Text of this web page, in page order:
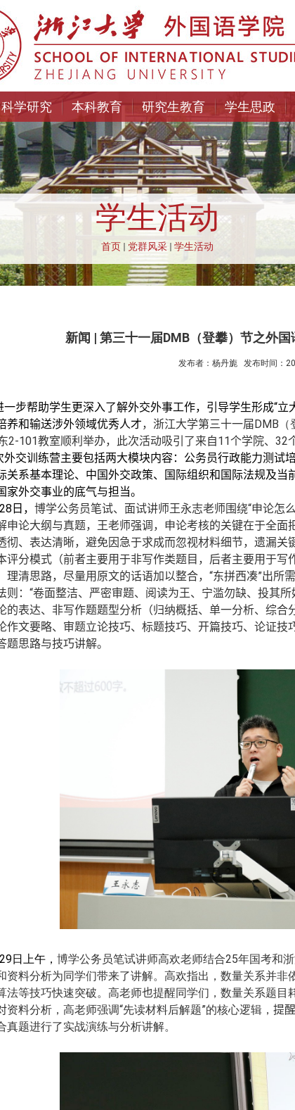
科学研究 本科教育 研究生教育 学生思政
学生活动
首页 党群风采 学生活动
新闻 | 第三十一届DMB（登攀）节之外
发布者：杨丹旎 发布时间：
一步帮助学生更深入了解外交外事工作，引导学生形成“
养和输送涉外领域优秀人才， 浙江大学第三十一届DMB
2-101教室顺利举办，此次活动吸引了来自11个学院、 32
外交训练营主要包括两大模块内容：公务员行政能力测试
关系基本理论、中国外交政策、国际组织和国际法规及当
家外交事业的底气与担当。
日， 博学公务员笔试、面试讲师王永志老师围绕“申论怎
申论大纲与真题， 王老师强调 ，申论考核的关键在于全面
彻、表达清晰，避免因急于求成而忽视材料细节，遗漏关
评分模式（前者主要用于非写作类题目，后者主要用于
理清思路，尽量用原文的话语加以整合，“东拼西凑”出所需
则：“卷面整洁、严密审题、阅读为王、宁滥勿缺、投其所
的表达、非写作题题型分析（归纳概括、单一分析、综
作文要略、审题立论技巧、标题技巧、开篇技巧、论证技
题思路与技巧讲解。
日上午， 博学公务员笔试讲师高欢老师结合25年国考和
资料分析为同学们带来了讲解。高欢指出，数量关系并
法等技巧快速突破。高老师也提醒同学们，数量关系题目
资料分析，高老师强调“先读材料后解题”的核心逻辑， 提
真题进行了实战演练与分析讲解。